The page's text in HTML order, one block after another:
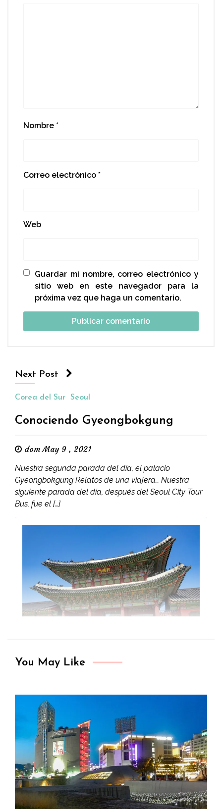
Nombre *
Correo electrónico *
Web
Guardar mi nombre, correo electrónico y
sitio web en este navegador para la
próxima vez que haga un comentario.
Next Post
Corea del Sur Seoul
Conociendo Gyeongbokgung
dom May 9 , 2021
Nuestra segunda parada del día, el palacio
Gyeongbokgung Relatos de una viajera… Nuestra
siguiente parada del día, después del Seoul City Tour
Bus, fue el […]
You May Like